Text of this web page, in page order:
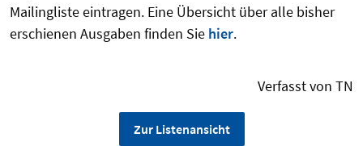
Mailingliste eintragen. Eine Übersicht über alle bisher
erschienen Ausgaben finden Sie hier.
Verfasst von TN
Zur Listenansicht